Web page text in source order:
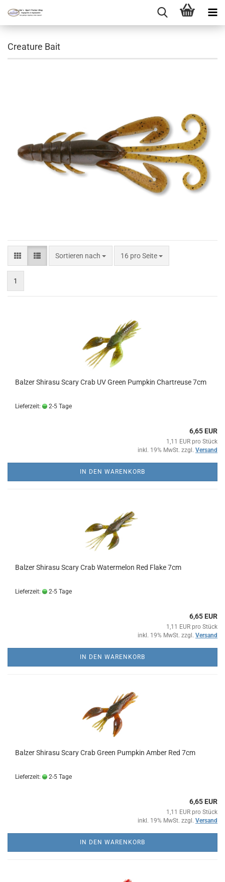
Creature Bait
Sortieren nach
Sortieren nach 16 pro Seite
pro Seite
1
Balzer Shirasu Scary Crab UV Green Pumpkin Chartreuse 7cm
Lieferzeit: 2-5 Tage
6,65 EUR
1,11 EUR pro Stück
inkl. 19% MwSt. zzgl. Versand
IN DEN WARENKORB
Balzer Shirasu Scary Crab Watermelon Red Flake 7cm
Lieferzeit: 2-5 Tage
6,65 EUR
1,11 EUR pro Stück
inkl. 19% MwSt. zzgl. Versand
IN DEN WARENKORB
Balzer Shirasu Scary Crab Green Pumpkin Amber Red 7cm
Lieferzeit: 2-5 Tage
6,65 EUR
1,11 EUR pro Stück
inkl. 19% MwSt. zzgl. Versand
IN DEN WARENKORB